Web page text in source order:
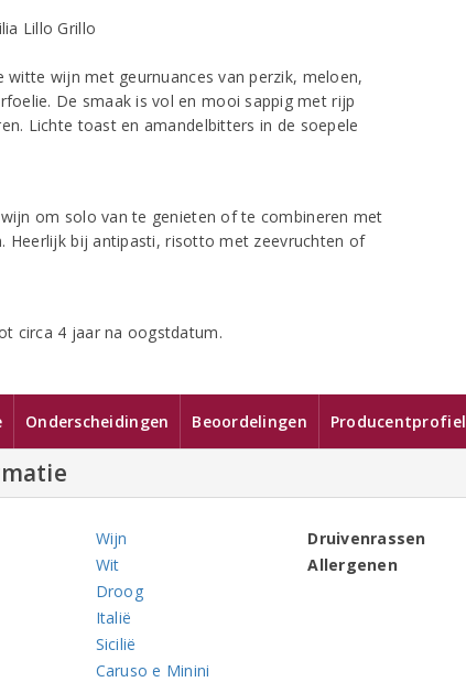
witte wijn met geurnuances van perzik, meloen,
De smaak is vol en mooi sappig met rijp
Lichte toast en amandelbitters in de soepele
om solo van te genieten of te combineren met
Heerlijk bij antipasti, risotto met zeevruchten of
circa 4 jaar na oogstdatum.
Onderscheidingen Beoordelingen Producentprofiel
Wijn
Wit
Droog
Italië
Sicilië
Caruso e Minini
Druivenrassen
Allergenen